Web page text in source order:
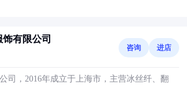
饰有限公司
咨询 进店
司，2016年成立于上海市，主营冰丝纤、翻